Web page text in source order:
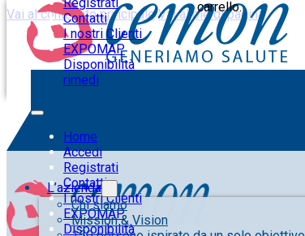
Vai al contenuto principale Vai al piè di pagina
Contatti
I nostri Clienti
EXPOMAP
Disponibilità
rimedi
Home
Accedi
Registrati
Contatti
I nostri Clienti
EXPOMAP
Disponibilità
carrello.
L’azienda
Chi siamo
Mission & Vision